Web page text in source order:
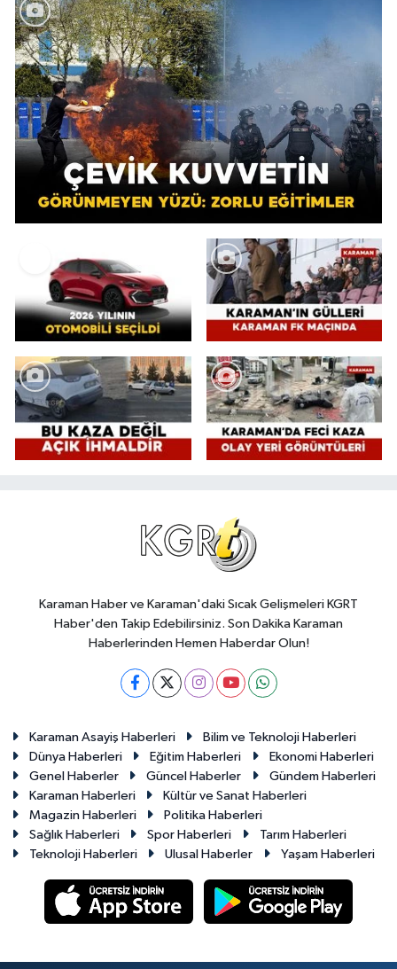
Karaman Haber ve Karaman'daki Sıcak Gelişmeleri KGRT
Haber'den Takip Edebilirsiniz. Son Dakika Karaman
Haberlerinden Hemen Haberdar Olun!
Karaman Asayiş Haberleri
Bilim ve Teknoloji Haberleri
Dünya Haberleri
Eğitim Haberleri
Ekonomi Haberleri
Genel Haberler
Güncel Haberler
Gündem Haberleri
Karaman Haberleri
Kültür ve Sanat Haberleri
Magazin Haberleri
Politika Haberleri
Sağlık Haberleri
Spor Haberleri
Tarım Haberleri
Teknoloji Haberleri
Ulusal Haberler Yaşam Haberleri